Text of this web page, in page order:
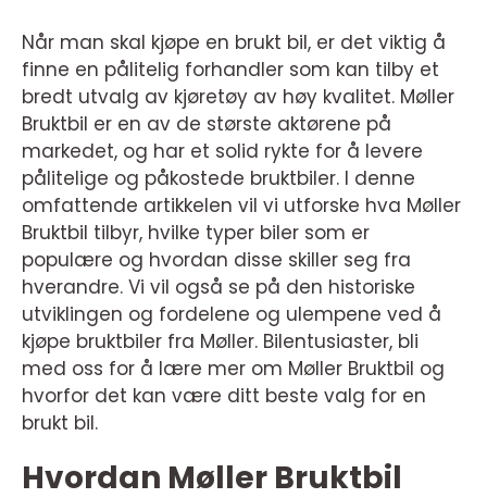
Når man skal kjøpe en brukt bil, er det viktig å
finne en pålitelig forhandler som kan tilby et
bredt utvalg av kjøretøy av høy kvalitet. Møller
Bruktbil er en av de største aktørene på
markedet, og har et solid rykte for å levere
pålitelige og påkostede bruktbiler. I denne
omfattende artikkelen vil vi utforske hva Møller
Bruktbil tilbyr, hvilke typer biler som er
populære og hvordan disse skiller seg fra
hverandre. Vi vil også se på den historiske
utviklingen og fordelene og ulempene ved å
kjøpe bruktbiler fra Møller. Bilentusiaster, bli
med oss for å lære mer om Møller Bruktbil og
hvorfor det kan være ditt beste valg for en
brukt bil.
Hvordan Møller Bruktbil